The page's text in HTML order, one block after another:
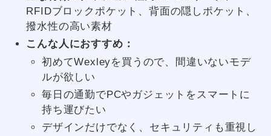
RFIDブロックポケット、背面の隠しポケット、
撥水性の高い素材
こんな人におすすめ：
初めてWexleyを買うので、間違いないモデ
ルが欲しい
毎日の通勤でPCやガジェットをスマートに
持ち運びたい
デザインだけでなく、セキュリティも重視し